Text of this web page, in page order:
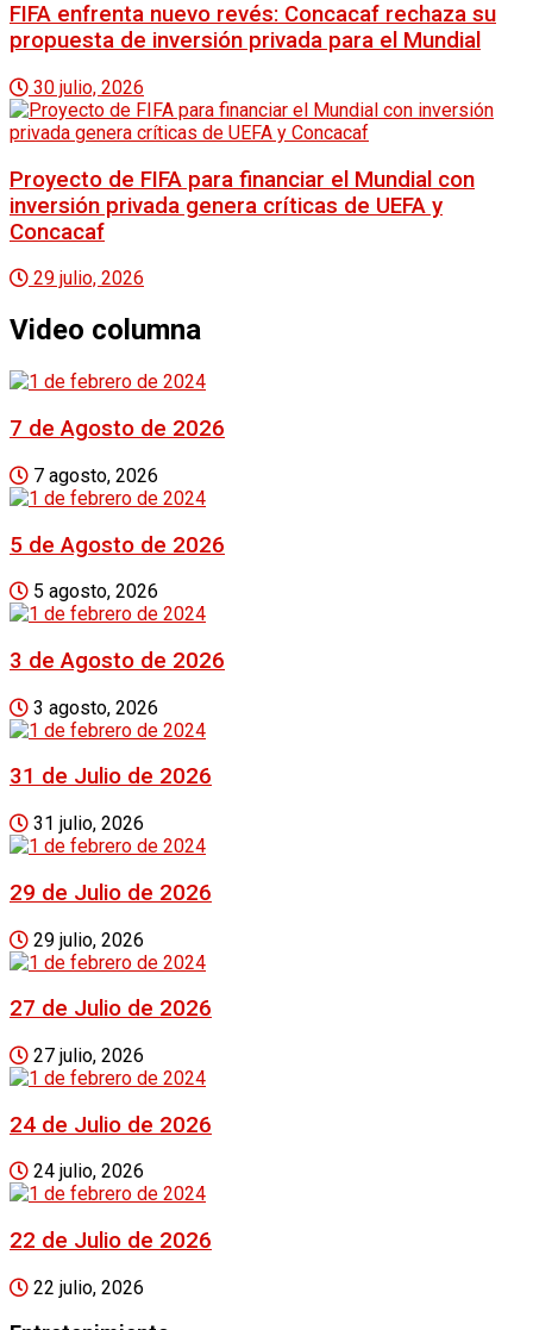
FIFA enfrenta nuevo revés: Concacaf rechaza su
propuesta de inversión privada para el Mundial
30 julio, 2026
Proyecto de FIFA para financiar el Mundial con
inversión privada genera críticas de UEFA y
Concacaf
29 julio, 2026
Video columna
7 de Agosto de 2026
7 agosto, 2026
5 de Agosto de 2026
5 agosto, 2026
3 de Agosto de 2026
3 agosto, 2026
31 de Julio de 2026
31 julio, 2026
29 de Julio de 2026
29 julio, 2026
27 de Julio de 2026
27 julio, 2026
24 de Julio de 2026
24 julio, 2026
22 de Julio de 2026
22 julio, 2026